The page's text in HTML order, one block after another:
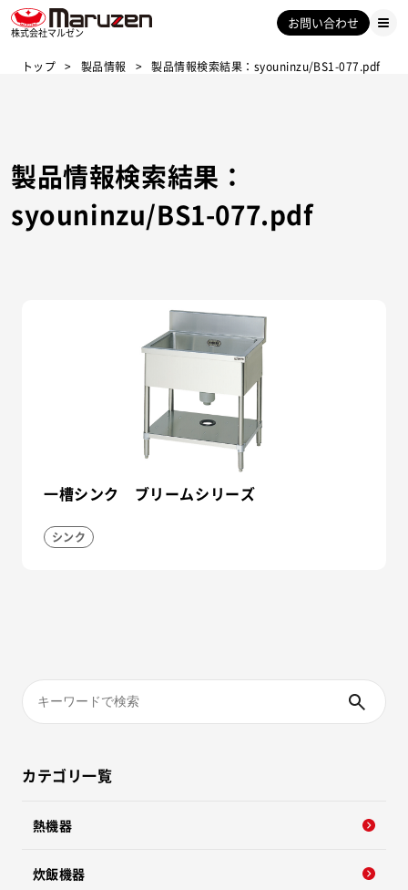
株式会社マルゼン
お問い合わせ
トップ 製品情報 製品情報検索結果：syouninzu/BS1-077.pdf
製品情報検索結果：
syouninzu/BS1-077.pdf
一槽シンク ブリームシリーズ
シンク
カテゴリ一覧
熱機器
炊飯機器